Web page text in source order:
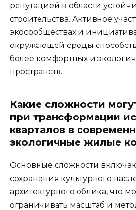
репутацией в области
строительства. Активное
экосообществах и
окружающей среды
более комфортных и
пространств.
Какие сложности
при трансформации
кварталов в
экологичные жилые
Основные сложности
сохранения культурного
архитектурного облика, что
ограничивать масштаб и